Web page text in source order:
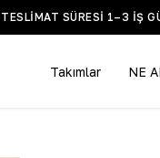
SÜRESI 1–3 IŞ
Takımlar NE